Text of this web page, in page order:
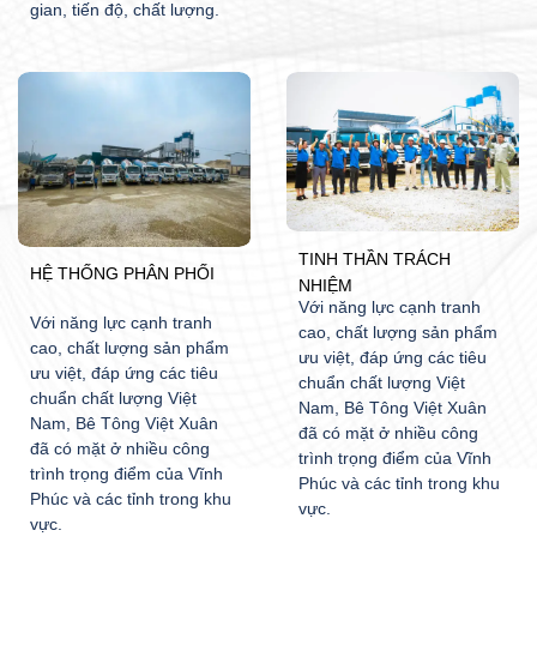
gian, tiến độ, chất lượng.
HỆ THỐNG PHÂN PHỐI
Với năng lực cạnh tranh
cao, chất lượng sản phẩm
ưu việt, đáp ứng các tiêu
chuẩn chất lượng Việt
Nam, Bê Tông Việt Xuân
đã có mặt ở nhiều công
trình trọng điểm của Vĩnh
Phúc và các tỉnh trong khu
vực.
TINH THẦN TRÁCH
NHIỆM
Với năng lực cạnh tranh
cao, chất lượng sản phẩm
ưu việt, đáp ứng các tiêu
chuẩn chất lượng Việt
Nam, Bê Tông Việt Xuân
đã có mặt ở nhiều công
trình trọng điểm của Vĩnh
Phúc và các tỉnh trong khu
vực.